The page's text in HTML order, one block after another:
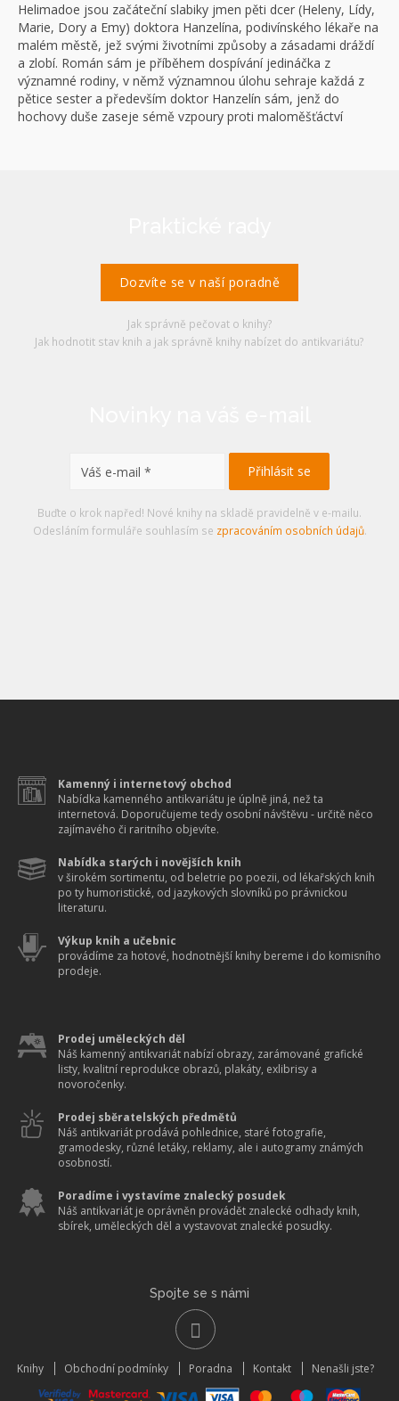
Helimadoe jsou začáteční slabiky jmen pěti dcer (Heleny, Lídy,
Marie, Dory a Emy) doktora Hanzelína, podivínského lékaře na
malém městě, jež svými životními způsoby a zásadami dráždí
a zlobí. Román sám je příběhem dospívání jedináčka z
významné rodiny, v němž významnou úlohu sehraje každá z
pětice sester a především doktor Hanzelín sám, jenž do
hochovy duše zaseje sémě vzpoury proti maloměšťáctví
Dozvíte se v naší poradně
Jak správně pečovat o knihy?
Jak hodnotit stav knih a jak správně knihy nabízet do antikvariátu?
Buďte o krok napřed! Nové knihy na skladě pravidelně v e-mailu.
Odesláním formuláře souhlasím se zpracováním osobních údajů.
Kamenný i internetový obchod
Nabídka kamenného antikvariátu je úplně jiná, než ta
internetová. Doporučujeme tedy osobní návštěvu - určitě něco
zajímavého či raritního objevíte.
Nabídka starých i novějších knih
v širokém sortimentu, od beletrie po poezii, od lékařských knih
po ty humoristické, od jazykových slovníků po právnickou
literaturu.
Výkup knih a učebnic
provádíme za hotové, hodnotnější knihy bereme i do komisního
prodeje.
Prodej uměleckých děl
Náš kamenný antikvariát nabízí obrazy, zarámované grafické
listy, kvalitní reprodukce obrazů, plakáty, exlibrisy a
novoročenky.
Prodej sběratelských předmětů
Náš antikvariát prodává pohlednice, staré fotografie,
gramodesky, různé letáky, reklamy, ale i autogramy známých
osobností.
Poradíme i vystavíme znalecký posudek
Náš antikvariát je oprávněn provádět znalecké odhady knih,
sbírek, uměleckých děl a vystavovat znalecké posudky.
Spojte se s námi
Knihy Obchodní podmínky Poradna Kontakt Nenašli jste?